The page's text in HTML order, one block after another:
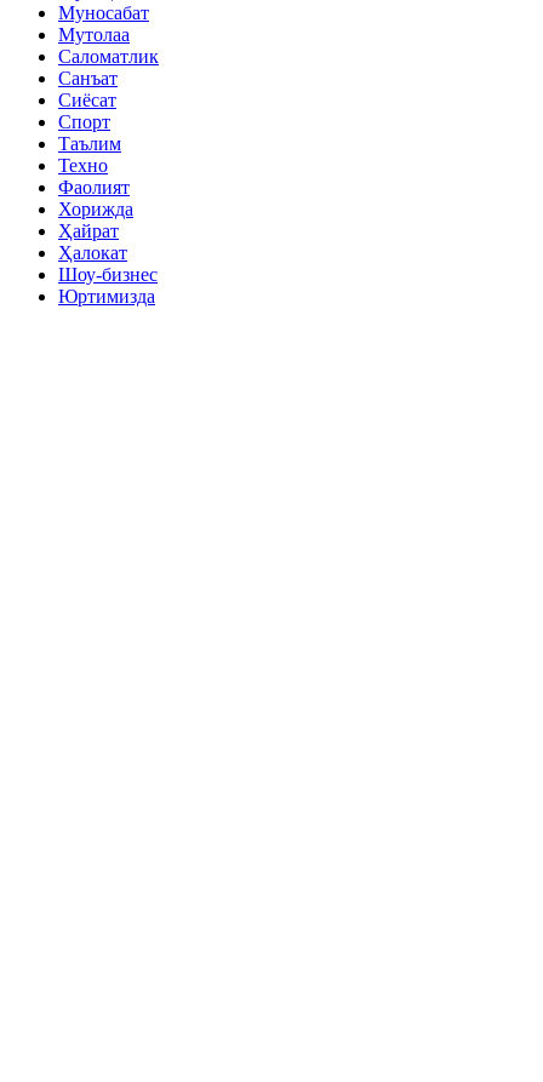
Муносабат
Мутолаа
Саломатлик
Санъат
Сиёсат
Спорт
Таълим
Техно
Фаолият
Хорижда
Ҳайрат
Ҳалокат
Шоу-бизнес
Юртимизда